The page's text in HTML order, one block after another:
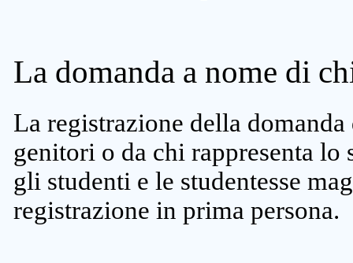
La domanda a nome di
La registrazione della
genitori o da chi rappresenta lo
gli studenti e le studentesse
registrazione in prima persona.